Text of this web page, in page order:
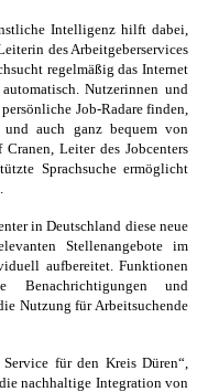
Intelligenz hilft dabei,
des Arbeitgeberservices
regelmäßig das Internet
Nutzerinnen und
Job-Radare finden,
und auch ganz bequem von
Leiter des Jobcenters
Sprachsuche ermöglicht
in Deutschland diese neue
Stellenangebote im
aufbereitet. Funktionen
Benachrichtigungen und
Nutzung für Arbeitsuchende
für den Kreis Düren“,
nachhaltige Integration von